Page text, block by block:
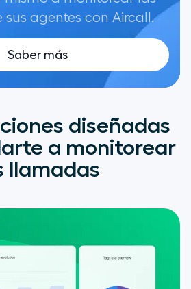
sus agentes con Aircall.
Saber más
diseñadas
a monitorear
llamadas